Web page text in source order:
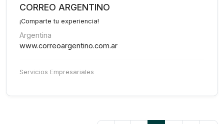
CORREO ARGENTINO
¡Comparte tu experiencia!
Argentina
www.correoargentino.com.ar
Servicios Empresariales